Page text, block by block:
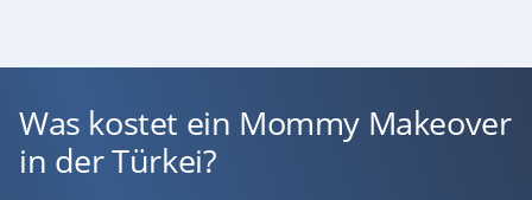
Was kostet ein Mommy Makeover
in der Türkei?